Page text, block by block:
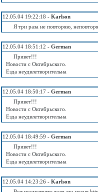
12.05.04 19:22:18 - Karlson
Я три раза не повторяю,
12.05.04 18:51:12 - German
Привет!!!
Новости с Октябрьского.
Езда неудвлетворительна
12.05.04 18:50:17 - German
Привет!!!
Новости с Октябрьского.
Езда неудвлетворительна
12.05.04 18:49:59 - German
Привет!!!
Новости с Октябрьского.
Езда неудвлетворительна
12.05.04 14:23:26 - Karlson